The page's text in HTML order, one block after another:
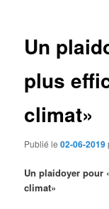
Un
plus
climat»
Publié le02-06-2019
Un plaidoyer pour
climat»